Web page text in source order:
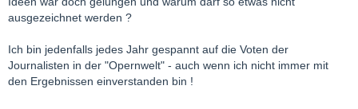
ausgezeichnet werden ?
Ich bin jedenfalls jedes Jahr gespannt auf die Voten der
Journalisten in der "Opernwelt" - auch wenn ich nicht immer mit
den Ergebnissen einverstanden bin !